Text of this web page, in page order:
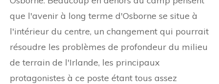
que l'avenir à long terme d'Osborne se situe à
l'intérieur du centre, un changement qui pourrait
résoudre les problèmes de profondeur du milieu
de terrain de l'Irlande, les principaux
protagonistes à ce poste étant tous assez